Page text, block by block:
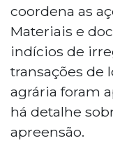
coordena as
Materiais e
indícios de
transações de
agrária foram
há detalhe
apreensão.